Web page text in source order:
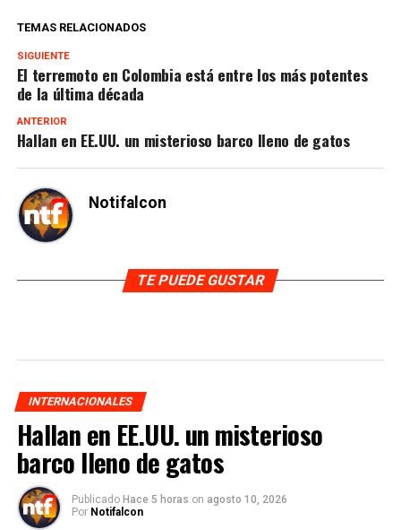
TEMAS RELACIONADOS
SIGUIENTE
El terremoto en Colombia está entre los más potentes
de la última década
ANTERIOR
Hallan en EE.UU. un misterioso barco lleno de gatos
Notifalcon
TE PUEDE GUSTAR
INTERNACIONALES
Hallan en EE.UU. un misterioso
barco lleno de gatos
Publicado Hace 5 horas on agosto 10, 2026
Por Notifalcon